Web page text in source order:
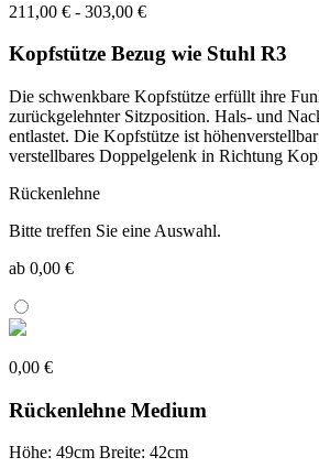
211,00 € - 303,00 €
Kopfstütze Bezug wie Stuhl R3
Die schwenkbare Kopfstütze erfüllt ihre
zurückgelehnter Sitzposition. Hals- und
entlastet. Die Kopfstütze ist
verstellbares Doppelgelenk in Richtung
Rückenlehne
Bitte treffen Sie eine Auswahl.
ab 0,00 €
0,00 €
Rückenlehne Medium
Höhe: 49cm Breite: 42cm